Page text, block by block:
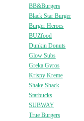
BB&Burgers
Black Star Burger
Burger Heroes
BUZfood
Dunkin Donuts
Glow Subs
Greka Gyros
Krispy Kreme
Shake Shack
Starbucks
SUBWAY
True Burgers